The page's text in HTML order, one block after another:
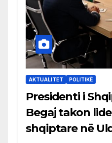
AKTUALITET POLITIKË
Presidenti i
Begaj takon
shqiptare në